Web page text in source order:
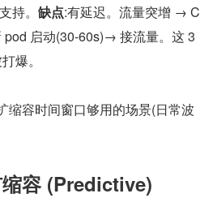
持。 缺点:有延迟。流量突增 → C
启动(30-60s)→ 接流量。这 3
爆。
缩容时间窗口够用的场景(日常波
容 (Predictive)